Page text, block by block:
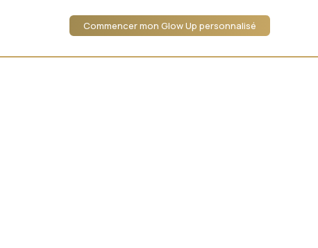
Commencer mon Glow Up personnalisé